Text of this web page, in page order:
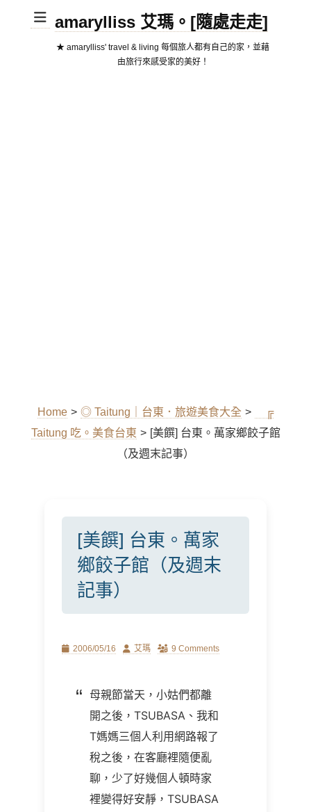
amarylliss 艾瑪。[隨處走走]
★ amarylliss' travel & living 每個旅人都有自己的家，並藉
由旅行來感受家的美好！
Home > ◎ Taitung｜台東．旅遊美食大全 >
╔
Taitung 吃。美食台東 > [美饌] 台東。萬家鄉餃子館
（及週末記事）
[美饌] 台東。萬家
鄉餃子館（及週末
記事）
Posted
2006/05/16 Author
艾瑪 9 Comments
母親節當天，小姑們都離
開之後，TSUBASA、我和
T媽媽三個人利用網路報了
稅之後，在客廳裡隨便亂
聊，少了好幾個人頓時家
裡變得好安靜，TSUBASA